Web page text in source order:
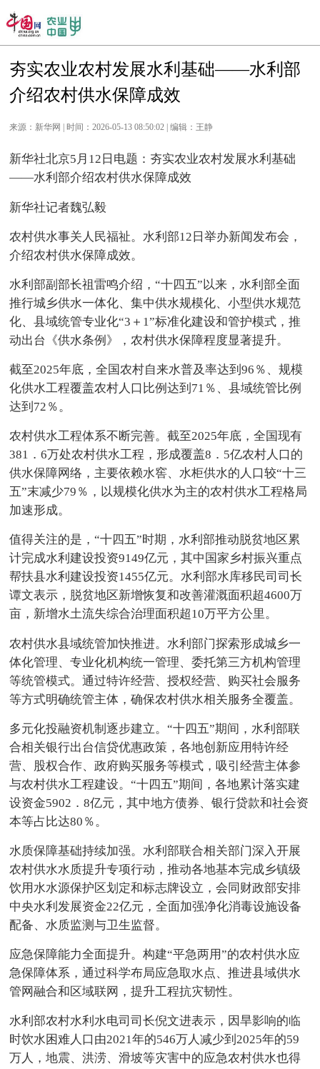
夯实农业农村发展水利基础——水利部
介绍农村供水保障成效
来源：新华网 | 时间：2026-05-13 08:50:02 | 编辑：王静
新华社北京5月12日电题：夯实农业农村发展水利基础
——水利部介绍农村供水保障成效
新华社记者魏弘毅
农村供水事关人民福祉。水利部12日举办新闻发布会，
介绍农村供水保障成效。
水利部副部长祖雷鸣介绍，“十四五”以来，水利部全面
推行城乡供水一体化、集中供水规模化、小型供水规范
化、县域统管专业化“3＋1”标准化建设和管护模式，推
动出台《供水条例》，农村供水保障程度显著提升。
截至2025年底，全国农村自来水普及率达到96％、规模
化供水工程覆盖农村人口比例达到71％、县域统管比例
达到72％。
农村供水工程体系不断完善。截至2025年底，全国现有
381．6万处农村供水工程，形成覆盖8．5亿农村人口的
供水保障网络，主要依赖水窖、水柜供水的人口较“十三
五”末减少79％，以规模化供水为主的农村供水工程格局
加速形成。
值得关注的是，“十四五”时期，水利部推动脱贫地区累
计完成水利建设投资9149亿元，其中国家乡村振兴重点
帮扶县水利建设投资1455亿元。水利部水库移民司司长
谭文表示，脱贫地区新增恢复和改善灌溉面积超4600万
亩，新增水土流失综合治理面积超10万平方公里。
农村供水县域统管加快推进。水利部门探索形成城乡一
体化管理、专业化机构统一管理、委托第三方机构管理
等统管模式。通过特许经营、授权经营、购买社会服务
等方式明确统管主体，确保农村供水相关服务全覆盖。
多元化投融资机制逐步建立。“十四五”期间，水利部联
合相关银行出台信贷优惠政策，各地创新应用特许经
营、股权合作、政府购买服务等模式，吸引经营主体参
与农村供水工程建设。“十四五”期间，各地累计落实建
设资金5902．8亿元，其中地方债券、银行贷款和社会资
本等占比达80％。
水质保障基础持续加强。水利部联合相关部门深入开展
农村供水水质提升专项行动，推动各地基本完成乡镇级
饮用水水源保护区划定和标志牌设立，会同财政部安排
中央水利发展资金22亿元，全面加强净化消毒设施设备
配备、水质监测与卫生监督。
应急保障能力全面提升。构建“平急两用”的农村供水应
急保障体系，通过科学布局应急取水点、推进县域供水
管网融合和区域联网，提升工程抗灾韧性。
水利部农村水利水电司司长倪文进表示，因旱影响的临
时饮水困难人口由2021年的546万人减少到2025年的59
万人，地震、洪涝、滑坡等灾害中的应急农村供水也得